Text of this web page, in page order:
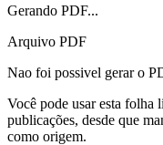
Gerando PDF...
Arquivo PDF
Nao foi possivel gerar o
Você pode usar esta folha
publicações, desde que
como origem.